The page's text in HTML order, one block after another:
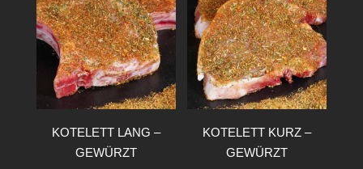
KOTELETT LANG –
GEWÜRZT
KOTELETT KURZ –
GEWÜRZT